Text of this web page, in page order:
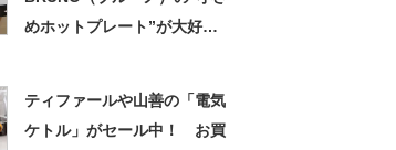
めホットプレート”が大好
ティファールや山善の「電気
ケトル」がセール中！ お買